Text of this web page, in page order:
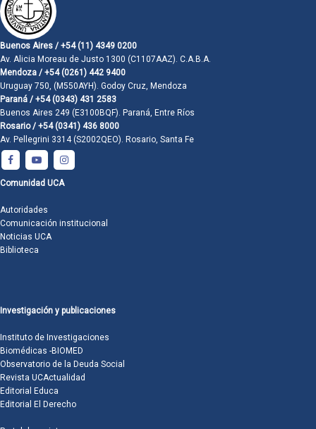
Buenos Aires / +54 (11) 4349 0200
Av. Alicia Moreau de Justo 1300 (C1107AAZ). C.A.B.A.
Mendoza / +54 (0261) 442 9400
Uruguay 750, (M550AYH). Godoy Cruz, Mendoza
Paraná / +54 (0343) 431 2583
Buenos Aires 249 (E3100BQF). Paraná, Entre Ríos
Rosario / +54 (0341) 436 8000
Av. Pellegrini 3314 (S2002QEO). Rosario, Santa Fe
Comunidad UCA
Autoridades
Comunicación institucional
Noticias UCA
Biblioteca
Investigación y publicaciones
Instituto de Investigaciones
Biomédicas -BIOMED
Observatorio de la Deuda Social
Revista UCActualidad
Editorial Educa
Editorial El Derecho